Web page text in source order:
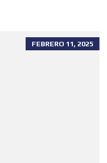
FEBRERO 11, 2025